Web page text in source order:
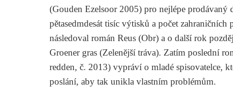
(Gouden Ezelsoor 2005) pro nejlépe prodávaný
pětasedmdesát tisíc výtisků a počet
následoval román Reus (Obr) a o další rok
Groener gras (Zelenější tráva). Zatím poslední
redden, č. 2013) vypráví o mladé spisovatelce,
poslání, aby tak unikla vlastním problémům.